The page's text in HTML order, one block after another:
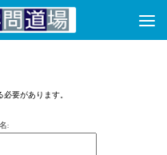
要があります。
: